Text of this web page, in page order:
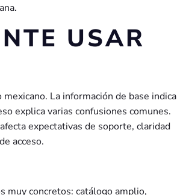
USAR
La información de base indica
explica varias confusiones comunes.
expectativas de soporte, claridad
acceso.
muy concretos: catálogo amplio,